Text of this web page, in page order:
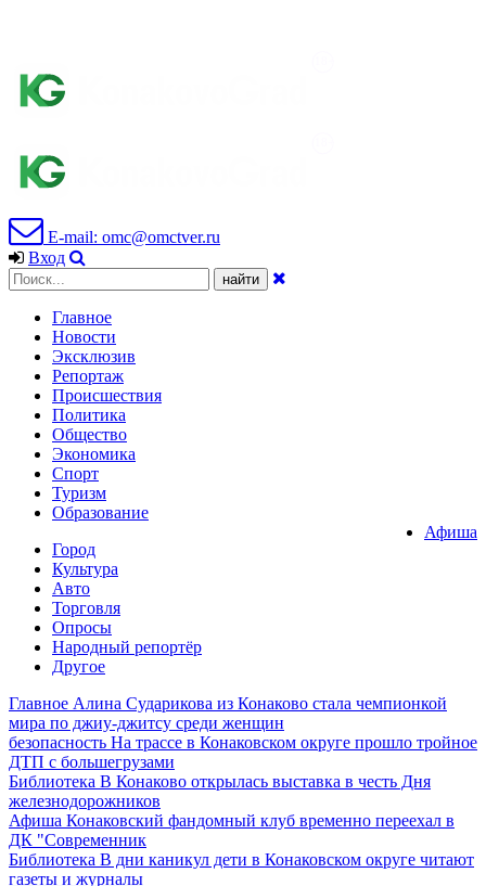
E-mail: omc@omctver.ru
Вход
Главное
Новости
Эксклюзив
Репортаж
Происшествия
Политика
Общество
Экономика
Спорт
Туризм
Образование
Афиша
Город
Культура
Авто
Торговля
Опросы
Народный репортёр
Другое
Главное Алина Сударикова из Конаково стала чемпионкой
мира по джиу-джитсу среди женщин
безопасность На трассе в Конаковском округе прошло тройное
ДТП с большегрузами
Библиотека В Конаково открылась выставка в честь Дня
железнодорожников
Афиша Конаковский фандомный клуб временно переехал в
ДК "Современник
Библиотека В дни каникул дети в Конаковском округе читают
газеты и журналы